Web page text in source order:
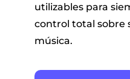
utilizables para
control total sobre
música.